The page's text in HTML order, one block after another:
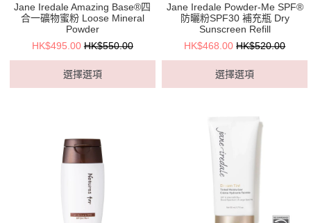
Jane Iredale Amazing Base®四
合一礦物蜜粉 Loose Mineral
Powder
HK$495.00 HK$550.00
選擇選項
Jane Iredale Powder-Me SPF®
防曬粉SPF30 補充瓶 Dry
Sunscreen Refill
HK$468.00 HK$520.00
選擇選項